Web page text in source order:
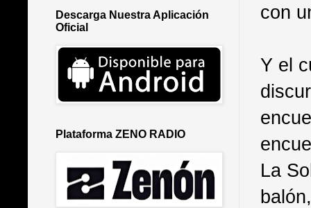
con
Y el
La
Descarga Nuestra Aplicación
Oficial
Plataforma ZENO RADIO